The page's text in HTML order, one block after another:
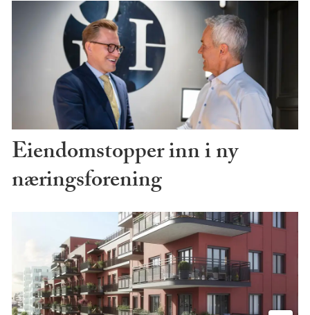
Eiendomstopper inn i ny
næringsforening